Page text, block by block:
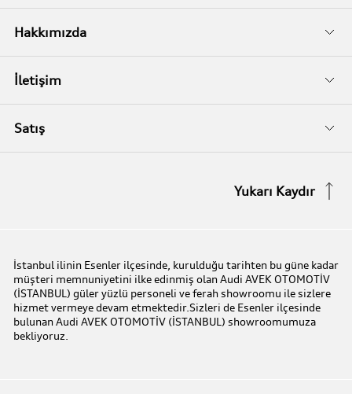
Audi Kasko
Audi Garanti Plus
Serviste Prestijin 7 Prensibi
Audi Online Team
Benim Audim
Servis Randevusu
Hakkımızda
Biz Kimiz?
İletişim
İletişim Bilgileri
Satış
Audi prime :plus
Yukarı Kaydır
İstanbul ilinin Esenler ilçesinde, kurulduğu tarihten bu güne kadar
müşteri memnuniyetini ilke edinmiş olan Audi AVEK OTOMOTİV
(İSTANBUL) güler yüzlü personeli ve ferah showroomu ile sizlere
hizmet vermeye devam etmektedir.Sizleri de Esenler ilçesinde
bulunan Audi AVEK OTOMOTİV (İSTANBUL) showroomumuza
bekliyoruz.